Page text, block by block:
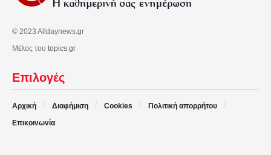
© 2023 Alldaynews.gr
Μέλος του topics.gr
Επιλογές
Αρχική Διαφήμιση Cookies
Πολιτική απορρήτου
Επικοινωνία